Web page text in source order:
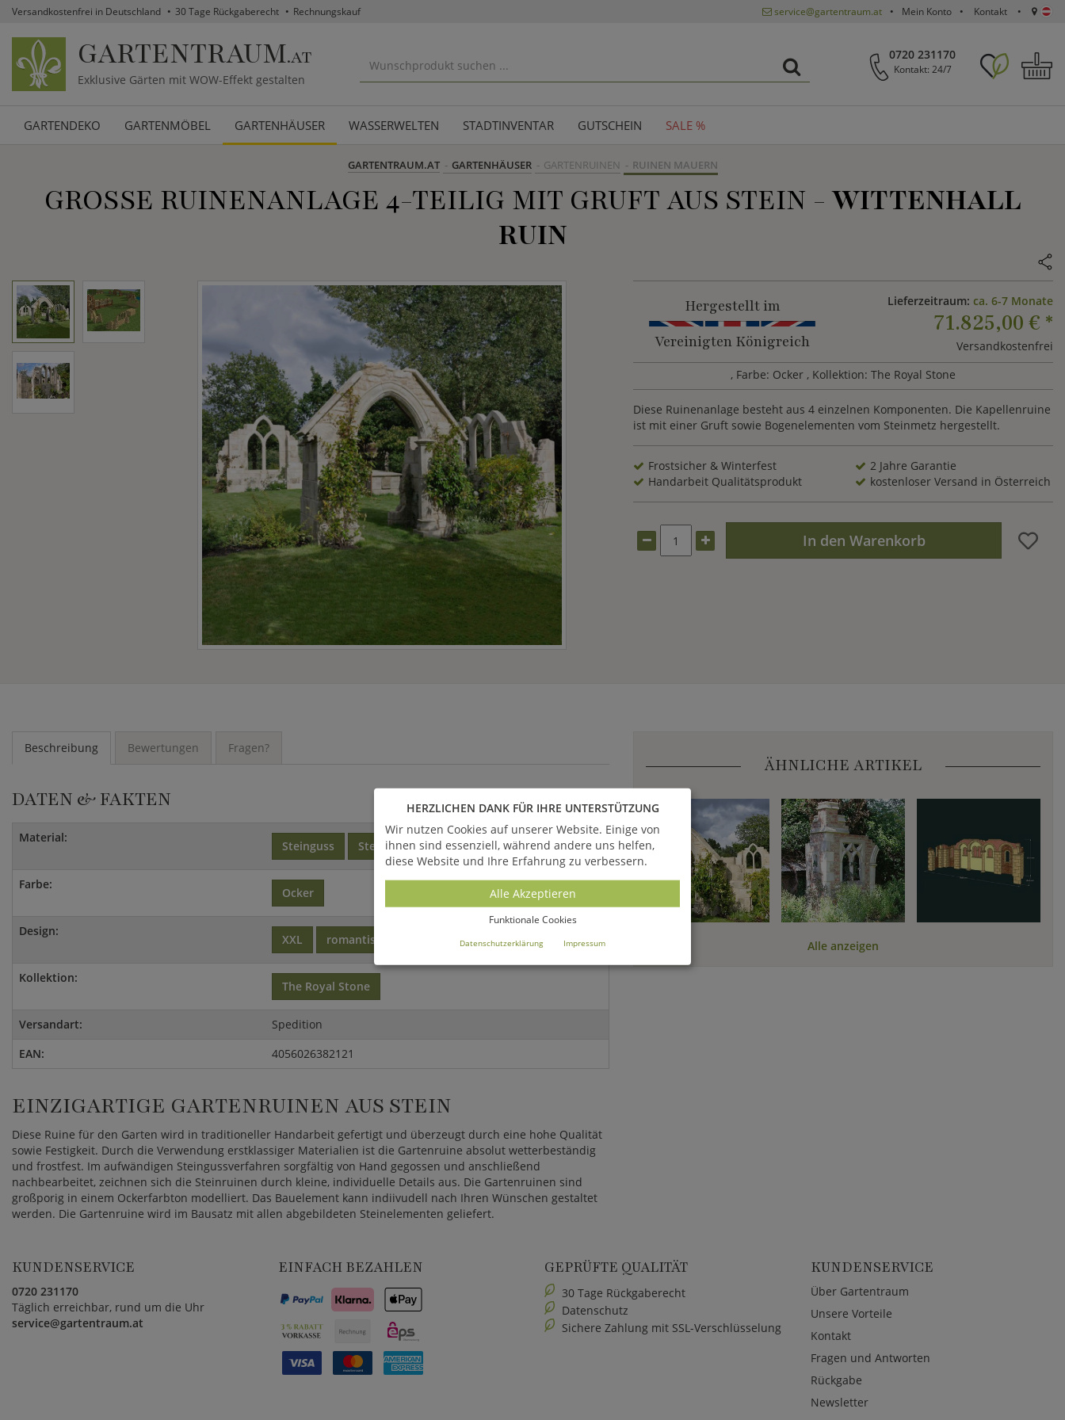
Versandkostenfrei in Deutschland 30 Tage Rückgaberecht Rechnungskauf service@gartentraum.at Mein Konto Kontakt
GARTENTRAUM.AT
Exklusive Gärten mit WOW-Effekt gestalten
0720 231170
Kontakt: 24/7
GARTENDEKO GARTENMÖBEL GARTENHÄUSER WASSERWELTEN STADTINVENTAR GUTSCHEIN SALE %
GARTENTRAUM.AT GARTENHÄUSER GARTENRUINEN RUINEN MAUERN
GROSSE RUINENANLAGE 4-TEILIG MIT GRUFT AUS STEIN -WITTENHALL
RUIN
Hergestellt im
Vereinigten Königreich
Lieferzeitraum: ca. 6-7 Monate
71.825,00 € *
Versandkostenfrei
, Farbe: Ocker , Kollektion: The Royal Stone
Diese Ruinenanlage besteht aus 4 einzelnen Komponenten. Die Kapellenruine
ist mit einer Gruft sowie Bogenelementen vom Steinmetz hergestellt.
Frostsicher & Winterfest
2 Jahre Garantie
Handarbeit Qualitätsprodukt
kostenloser Versand in Österreich
In den Warenkorb
Beschreibung Bewertungen Fragen?
DATEN & FAKTEN
Material:
Steinguss Stein
Farbe:
Ocker
Design:
XXL romantisch
Kollektion:
The Royal Stone
Versandart:
Spedition
EAN:
4056026382121
EINZIGARTIGE GARTENRUINEN AUS STEIN
Diese Ruine für den Garten wird in traditioneller Handarbeit gefertigt und überzeugt durch eine hohe Qualität
sowie Festigkeit. Durch die Verwendung erstklassiger Materialien ist die Gartenruine absolut wetterbeständig
und frostfest. Im aufwändigen Steingussverfahren sorgfältig von Hand gegossen und anschließend
nachbearbeitet, zeichnen sich die Steinruinen durch kleine, individuelle Details aus. Die Gartenruinen sind
großporig in einem Ockerfarbton modelliert. Das Bauelement kann indiivudell nach Ihren Wünschen gestaltet
werden. Die Gartenruine wird im Bausatz mit allen abgebildeten Steinelementen geliefert.
ÄHNLICHE ARTIKEL
Alle anzeigen
KUNDENSERVICE
0720 231170
Täglich erreichbar, rund um die Uhr
service@gartentraum.at
EINFACH BEZAHLEN GEPRÜFTE QUALITÄT
30 Tage Rückgaberecht
Datenschutz
Sichere Zahlung mit SSL-Verschlüsselung
KUNDENSERVICE
Über Gartentraum
Unsere Vorteile
Kontakt
Fragen und Antworten
Rückgabe
Newsletter
HERZLICHEN DANK FÜR IHRE UNTERSTÜTZUNG
Wir nutzen Cookies auf unserer Website. Einige von
ihnen sind essenziell, während andere uns helfen,
diese Website und Ihre Erfahrung zu verbessern.
Alle Akzeptieren
Funktionale Cookies
Datenschutzerklärung Impressum